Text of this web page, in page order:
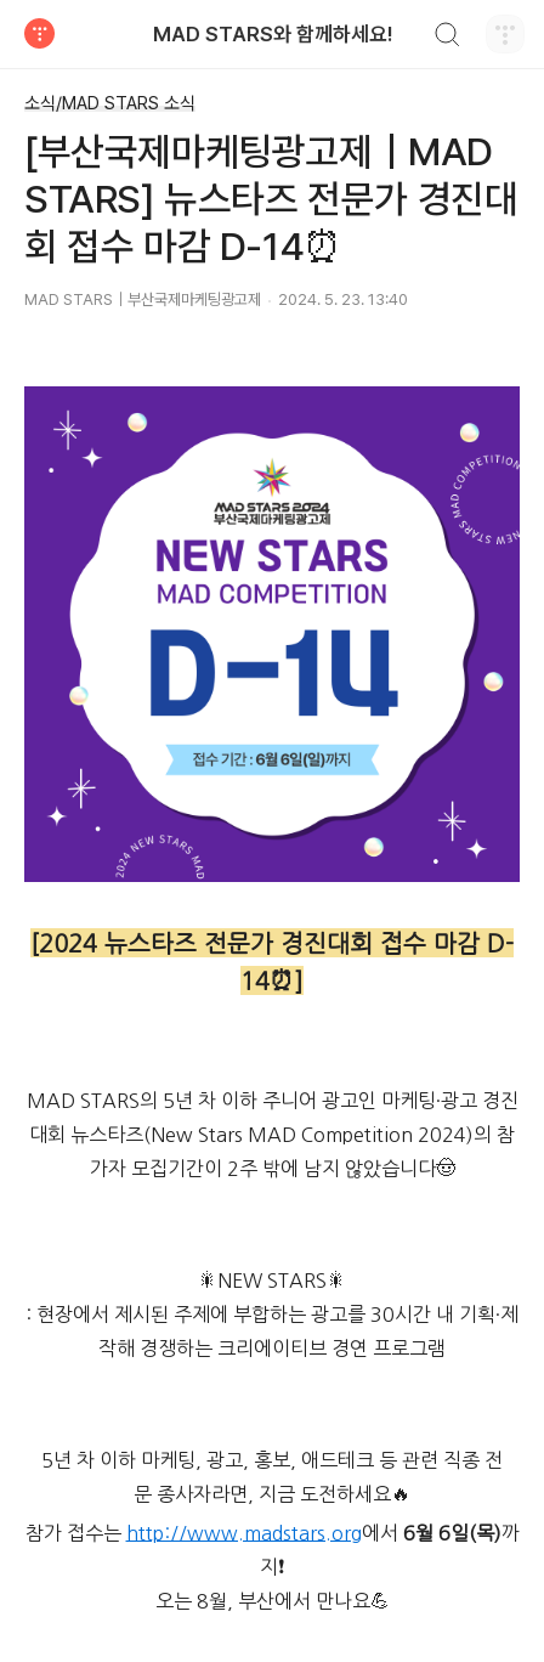
MAD STARS와 함께하세요!
소식/MAD STARS 소식
[부산국제마케팅광고제｜MAD
STARS] 뉴스타즈 전문가 경진대
회 접수 마감 D-14⏰
MAD STARS｜부산국제마케팅광고제 2024. 5. 23. 13:40
[2024 뉴스타즈 전문가 경진대회 접수 마감 D-
14⏰]
MAD STARS의 5년 차 이하 주니어 광고인 마케팅·광고 경진
대회 뉴스타즈(New Stars MAD Competition 2024)의 참
가자 모집기간이 2주 밖에 남지 않았습니다🤠
🎇NEW STARS🎇
: 현장에서 제시된 주제에 부합하는 광고를 30시간 내 기획·제
작해 경쟁하는 크리에이티브 경연 프로그램
5년 차 이하 마케팅, 광고, 홍보, 애드테크 등 관련 직종 전
문 종사자라면, 지금 도전하세요🔥
참가 접수는 http://www.madstars.org에서 6월 6일(목)까
지❗
오는 8월, 부산에서 만나요💪